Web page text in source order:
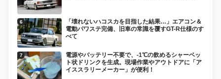
「壊れないハコスカを目指した結果…」エアコン＆
電動パワステ完備、旧車の常識を覆すGT-R仕様のす
べて
電源やバッテリー不要で、-1℃の飲めるシャーベッ
ト状ドリンクを生成。現場作業やアウトドアに「ア
イススラリーメーカー」が便利！